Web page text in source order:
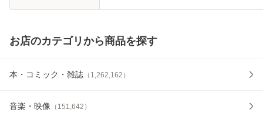
お店のカテゴリから商品を探す
本・コミック・雑誌 （ 1,262,162 ）
音楽・映像 （ 151,642 ）